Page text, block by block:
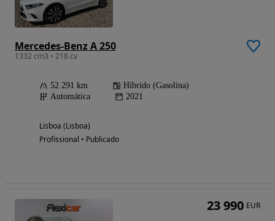
Mercedes-Benz A 250
1332 cm3 • 218 cv
52 291 km
Híbrido (Gasolina)
Automática
2021
Lisboa (Lisboa)
Profissional • Publicado
23 990 EUR